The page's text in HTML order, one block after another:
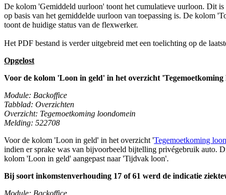
De kolom 'Gemiddeld uurloon' toont het cumulatieve uurloon. Dit
op basis van het gemiddelde uurloon van toepassing is. De kolom
toont de huidige status van de flexwerker.
Het PDF bestand is verder uitgebreid met een toelichting op de
Opgelost
Voor de kolom 'Loon in geld' in het overzicht
Module: Backoffice
Tabblad: Overzichten
Overzicht: Tegemoetkoming loondomein
Melding: 522708
Voor de kolom 'Loon in geld' in het overzicht 'Tegemoetkoming
indien er sprake was van bijvoorbeeld bijtelling privégebruik auto.
kolom 'Loon in geld' aangepast naar 'Tijdvak loon'.
Bij soort inkomstenverhouding 17 of 61 werd de indicatie
Module: Backoffice